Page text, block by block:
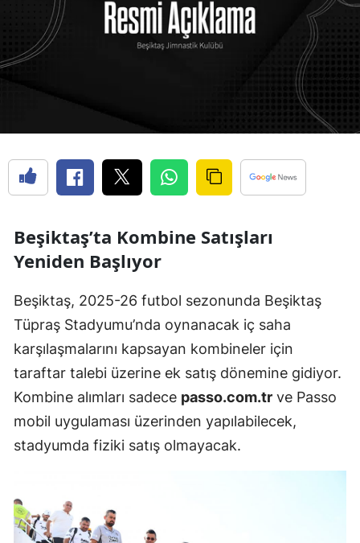
Beşiktaş’ta Kombine Satışları
Yeniden Başlıyor
Beşiktaş, 2025-26 futbol sezonunda Beşiktaş
Tüpraş Stadyumu’nda oynanacak iç saha
karşılaşmalarını kapsayan kombineler için
taraftar talebi üzerine ek satış dönemine gidiyor.
Kombine alımları sadece passo.com.tr ve Passo
mobil uygulaması üzerinden yapılabilecek,
stadyumda fiziki satış olmayacak.